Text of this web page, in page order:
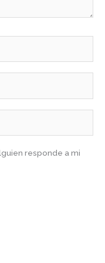
responde a mi